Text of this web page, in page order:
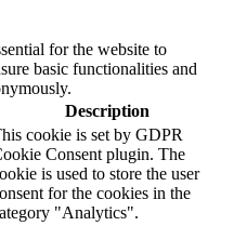
for the website to
basic functionalities and
Description
cookie is set by GDPR
Consent plugin. The
is used to store the user
for the cookies in the
"Analytics".